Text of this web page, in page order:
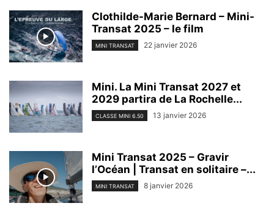
Clothilde-Marie Bernard – Mini-
Transat 2025 – le film
MINI TRANSAT 22 janvier 2026
Mini. La Mini Transat 2027 et
2029 partira de La Rochelle...
CLASSE MINI 6.50 13 janvier 2026
Mini Transat 2025 – Gravir
l’Océan | Transat en solitaire –...
MINI TRANSAT 8 janvier 2026